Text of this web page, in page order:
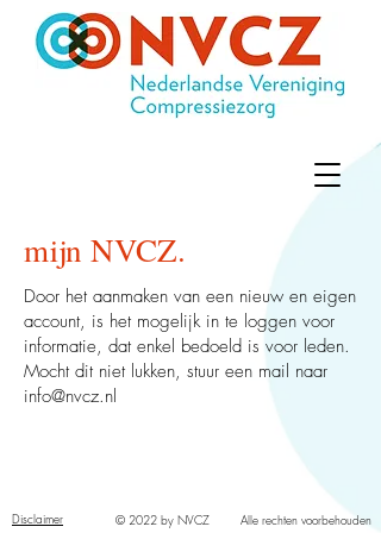
mijn NVCZ.
Door het aanmaken van een nieuw en eigen
account, is het mogelijk in te loggen voor
informatie, dat enkel bedoeld is voor leden.
Mocht dit niet lukken, stuur een mail naar
info@nvcz.nl
Disclaimer © 2022 by NVCZ Alle rechten voorbehouden